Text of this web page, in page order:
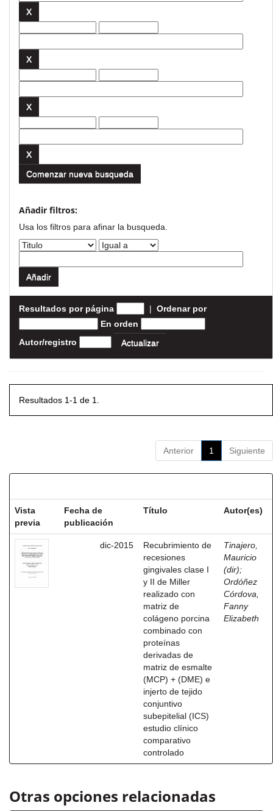
Comenzar nueva busqueda
Añadir filtros:
Usa los filtros para afinar la busqueda.
Resultados por página | Ordenar por
En orden
Autor/registro
Resultados 1-1 de 1.
Anterior 1 Siguiente
Vista
previa
Fecha de
publicación
Título Autor(es)
dic-2015
Recubrimiento de
recesiones
gingivales clase I
y II de Miller
realizado con
matriz de
colágeno porcina
combinado con
proteínas
derivadas de
matriz de esmalte
(MCP) + (DME) e
injerto de tejido
conjuntivo
subepitelial (ICS)
estudio clínico
comparativo
controlado
Tinajero,
Mauricio
(dir);
Ordóñez
Córdova,
Fanny
Elizabeth
Otras opciones relacionadas